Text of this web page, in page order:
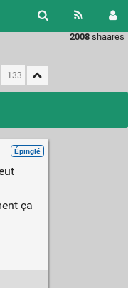
2008 shaares
Épinglé
ça